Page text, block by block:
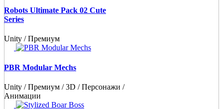
Robots Ultimate Pack 02 Cute
Series
Unity / Премиум
PBR Modular Mechs
Unity / Премиум / 3D / Персонажи /
Анимации